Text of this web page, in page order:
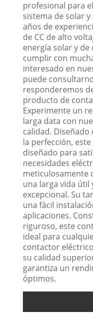
profesional para
sistema de solar
años de
de CC de alto
energía solar y
cumplir con
interesado en
puede
responderemos
producto de
Experimente un
larga data con
calidad.
la perfección,
diseñado para
necesidades
meticulosamente
una larga vida
excepcional. Su
una fácil
aplicaciones.
riguroso, este
ideal para
contactor
su calidad
garantiza un
óptimos.